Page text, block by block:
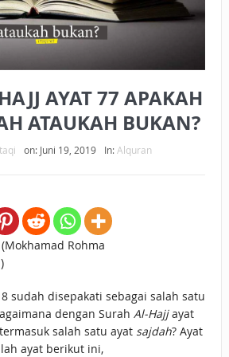
MENJADI HALAL JIKA SEBAB
SYAR’I
ALLAH
ZAKAT DENGAN CARA MENGANGSUR
ZAKAT KEPADA KERABAT SENDIRI
AYAT 77 APAKAH
ATAUKAH BUKAN?
on: Juni 19, 2019 In:Alquran
(Mokhamad Rohma
sudah disepakati sebagai salah satu
dengan Surah Al-Hajjayat
salah satu ayat sajdah? Ayat
ayat berikut ini,